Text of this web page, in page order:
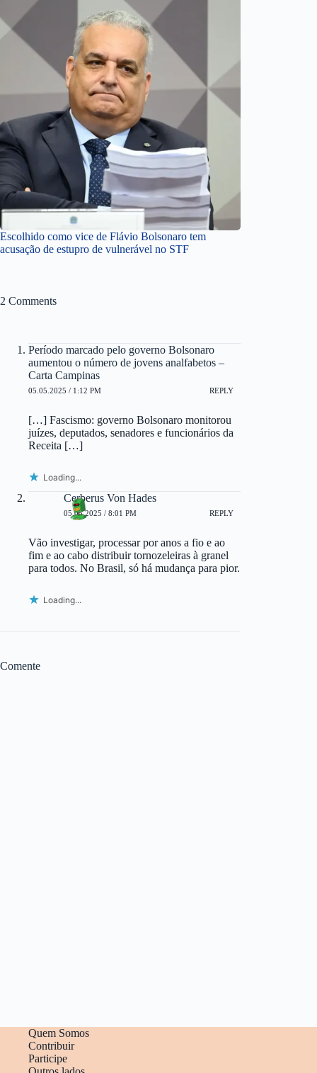
Escolhido como vice de Flávio Bolsonaro tem
acusação de estupro de vulnerável no STF
2 Comments
Período marcado pelo governo Bolsonaro
aumentou o número de jovens analfabetos –
Carta Campinas
05.05.2025 / 1:12 PM REPLY
[…] Fascismo: governo Bolsonaro monitorou
juízes, deputados, senadores e funcionários da
Receita […]
Loading...
Cerberus Von Hades
05.05.2025 / 8:01 PM REPLY
Vão investigar, processar por anos a fio e ao
fim e ao cabo distribuir tornozeleiras à granel
para todos. No Brasil, só há mudança para pior.
Loading...
Comente
Quem Somos
Contribuir
Participe